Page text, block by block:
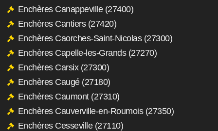
Enchères Canappeville (27400)
Enchères Cantiers (27420)
Enchères Caorches-Saint-Nicolas (27300)
Enchères Capelle-les-Grands (27270)
Enchères Carsix (27300)
Enchères Caugé (27180)
Enchères Caumont (27310)
Enchères Cauverville-en-Roumois (27350)
Enchères Cesseville (27110)